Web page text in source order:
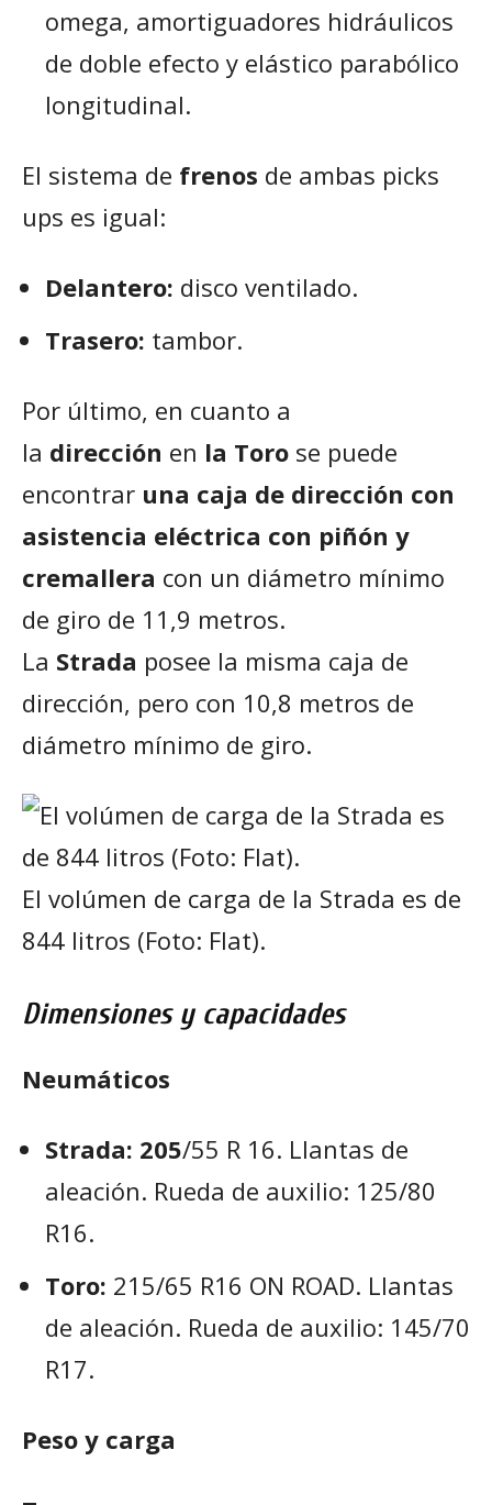
omega, amortiguadores hidráulicos
de doble efecto y elástico parabólico
longitudinal.
El sistema de frenos de ambas picks
ups es igual:
Delantero: disco ventilado.
Trasero: tambor.
Por último, en cuanto a
la dirección en la Toro se puede
encontrar una caja de dirección con
asistencia eléctrica con piñón y
cremallera con un diámetro mínimo
de giro de 11,9 metros.
La Strada posee la misma caja de
dirección, pero con 10,8 metros de
diámetro mínimo de giro.
El volúmen de carga de la Strada es de
844 litros (Foto: FIat).
Dimensiones y capacidades
Neumáticos
Strada: 205/55 R 16. Llantas de
aleación. Rueda de auxilio: 125/80
R16.
Toro: 215/65 R16 ON ROAD. Llantas
de aleación. Rueda de auxilio: 145/70
R17.
Peso y carga